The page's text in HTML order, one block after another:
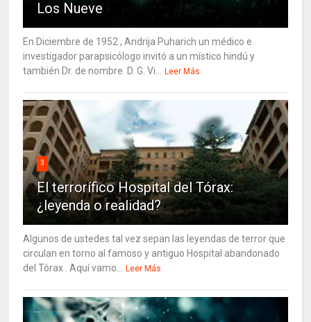
Los Nueve
En Diciembre de 1952 , Andrija Puharich un médico e
investigador parapsicólogo invitó a un místico hindú y
también Dr. de nombre D. G. Vi...
Leer Más
3
El terrorífico Hospital del Tórax:
¿leyenda o realidad?
Algunos de ustedes tal vez sepan las leyendas de terror que
circulan en torno al famoso y antiguo Hospital abandonado
del Tórax . Aquí vamo...
Leer Más